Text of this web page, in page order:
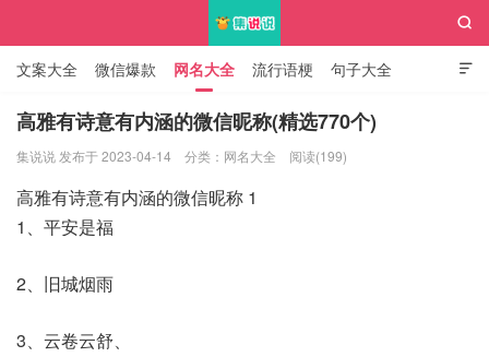

文案大全 微信爆款 网名大全 流行语梗 句子大全
知识大全

高雅有诗意有内涵的微信昵称(精选770个)
集说说 发布于 2023-04-14 分类： 网名大全 阅读(199)
高雅有诗意有内涵的微信昵称 1
1、平安是福
2、旧城烟雨
3、云卷云舒、